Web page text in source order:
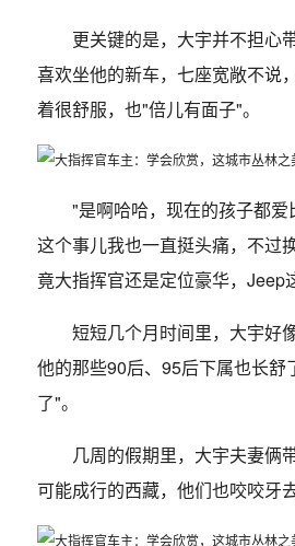
更关键的是，大宇并不担心
喜欢坐他的新车，七座宽敞不说
着很舒服，也"倍儿有面子"。
"是啊哈哈，现在的孩子都爱
这个事儿我也一直挺头痛，不过
竟大指挥官还是定位豪华，Jeep
短短几个月时间里，大宇好
他的那些90后、95后下属也长
了"。
几周的假期里，大宇夫妻俩
可能成行的西藏，他们也咬咬牙